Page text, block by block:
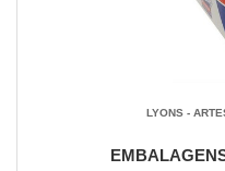
LYONS -